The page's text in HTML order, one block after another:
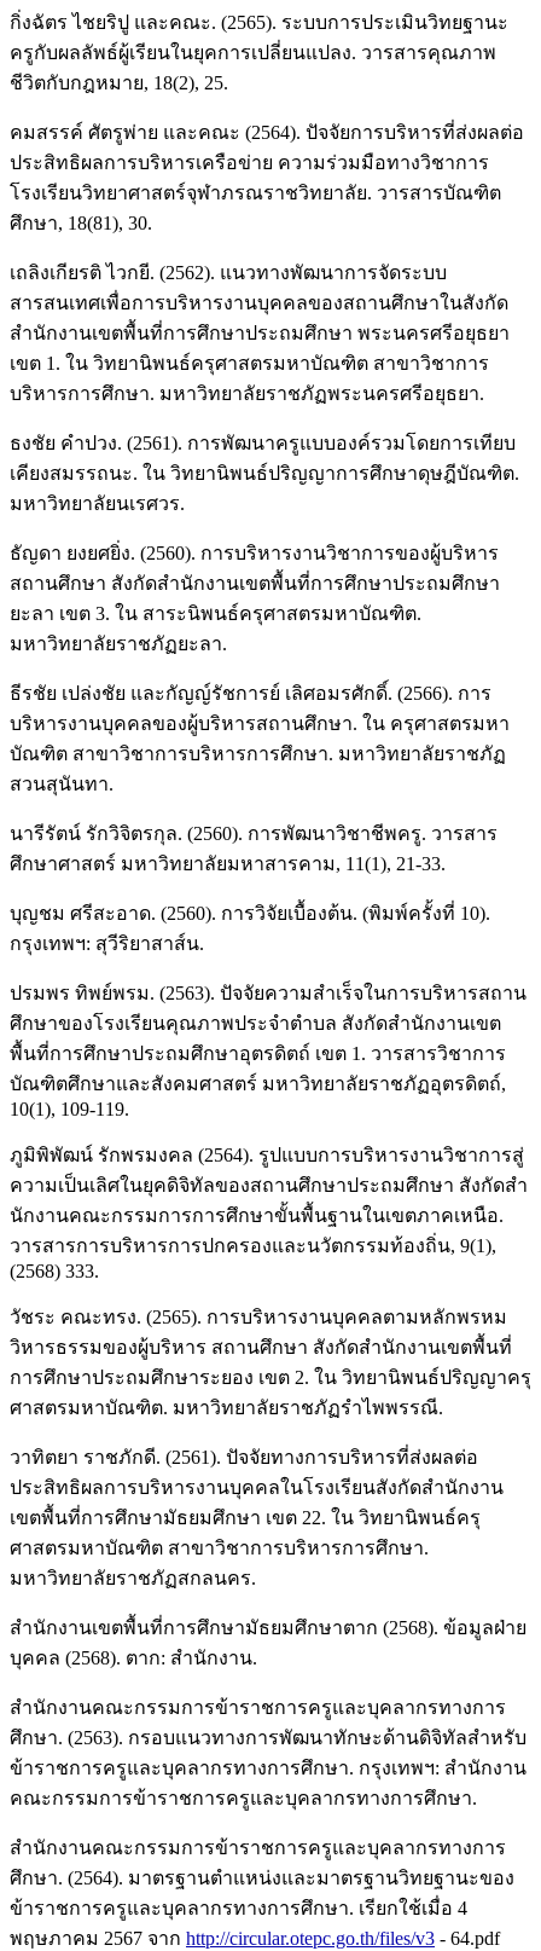
กิ่งฉัตร ไชยริปู และคณะ. (2565). ระบบการประเมินวิทยฐานะ
ครูกับผลลัพธ์ผู้เรียนในยุคการเปลี่ยนแปลง. วารสารคุณภาพ
ชีวิตกับกฎหมาย, 18(2), 25.
คมสรรค์ ศัตรูพ่าย และคณะ (2564). ปัจจัยการบริหารที่ส่งผลต่อ
ประสิทธิผลการบริหารเครือข่าย ความร่วมมือทางวิชาการ
โรงเรียนวิทยาศาสตร์จุฬาภรณราชวิทยาลัย. วารสารบัณฑิต
ศึกษา, 18(81), 30.
เถลิงเกียรติ ไวกยี. (2562). แนวทางพัฒนาการจัดระบบ
สารสนเทศเพื่อการบริหารงานบุคคลของสถานศึกษาในสังกัด
สำนักงานเขตพื้นที่การศึกษาประถมศึกษา พระนครศรีอยุธยา
เขต 1. ใน วิทยานิพนธ์ครุศาสตรมหาบัณฑิต สาขาวิชาการ
บริหารการศึกษา. มหาวิทยาลัยราชภัฏพระนครศรีอยุธยา.
ธงชัย คำปวง. (2561). การพัฒนาครูแบบองค์รวมโดยการเทียบ
เคียงสมรรถนะ. ใน วิทยานิพนธ์ปริญญาการศึกษาดุษฎีบัณฑิต.
มหาวิทยาลัยนเรศวร.
ธัญดา ยงยศยิ่ง. (2560). การบริหารงานวิชาการของผู้บริหาร
สถานศึกษา สังกัดสำนักงานเขตพื้นที่การศึกษาประถมศึกษา
ยะลา เขต 3. ใน สาระนิพนธ์ครุศาสตรมหาบัณฑิต.
มหาวิทยาลัยราชภัฏยะลา.
ธีรชัย เปล่งชัย และกัญญ์รัชการย์ เลิศอมรศักดิ์. (2566). การ
บริหารงานบุคคลของผู้บริหารสถานศึกษา. ใน ครุศาสตรมหา
บัณฑิต สาขาวิชาการบริหารการศึกษา. มหาวิทยาลัยราชภัฏ
สวนสุนันทา.
นารีรัตน์ รักวิจิตรกุล. (2560). การพัฒนาวิชาชีพครู. วารสาร
ศึกษาศาสตร์ มหาวิทยาลัยมหาสารคาม, 11(1), 21-33.
บุญชม ศรีสะอาด. (2560). การวิจัยเบื้องต้น. (พิมพ์ครั้งที่ 10).
กรุงเทพฯ: สุวีริยาสาส์น.
ปรมพร ทิพย์พรม. (2563). ปัจจัยความสำเร็จในการบริหารสถาน
ศึกษาของโรงเรียนคุณภาพประจำตำบล สังกัดสำนักงานเขต
พื้นที่การศึกษาประถมศึกษาอุตรดิตถ์ เขต 1. วารสารวิชาการ
บัณฑิตศึกษาและสังคมศาสตร์ มหาวิทยาลัยราชภัฏอุตรดิตถ์,
10(1), 109-119.
ภูมิพิพัฒน์ รักพรมงคล (2564). รูปแบบการบริหารงานวิชาการสู่
ความเป็นเลิศในยุคดิจิทัลของสถานศึกษาประถมศึกษา สังกัดสํา
นักงานคณะกรรมการการศึกษาขั้นพื้นฐานในเขตภาคเหนือ.
วารสารการบริหารการปกครองและนวัตกรรมท้องถิ่น, 9(1),
(2568) 333.
วัชระ คณะทรง. (2565). การบริหารงานบุคคลตามหลักพรหม
วิหารธรรมของผู้บริหาร สถานศึกษา สังกัดสำนักงานเขตพื้นที่
การศึกษาประถมศึกษาระยอง เขต 2. ใน วิทยานิพนธ์ปริญญาครุ
ศาสตรมหาบัณฑิต. มหาวิทยาลัยราชภัฏรำไพพรรณี.
วาทิตยา ราชภักดี. (2561). ปัจจัยทางการบริหารที่ส่งผลต่อ
ประสิทธิผลการบริหารงานบุคคลในโรงเรียนสังกัดสำนักงาน
เขตพื้นที่การศึกษามัธยมศึกษา เขต 22. ใน วิทยานิพนธ์ครุ
ศาสตรมหาบัณฑิต สาขาวิชาการบริหารการศึกษา.
มหาวิทยาลัยราชภัฏสกลนคร.
สำนักงานเขตพื้นที่การศึกษามัธยมศึกษาตาก (2568). ข้อมูลฝ่าย
บุคคล (2568). ตาก: สำนักงาน.
สำนักงานคณะกรรมการข้าราชการครูและบุคลากรทางการ
ศึกษา. (2563). กรอบแนวทางการพัฒนาทักษะด้านดิจิทัลสำหรับ
ข้าราชการครูและบุคลากรทางการศึกษา. กรุงเทพฯ: สำนักงาน
คณะกรรมการข้าราชการครูและบุคลากรทางการศึกษา.
สำนักงานคณะกรรมการข้าราชการครูและบุคลากรทางการ
ศึกษา. (2564). มาตรฐานตำแหน่งและมาตรฐานวิทยฐานะของ
ข้าราชการครูและบุคลากรทางการศึกษา. เรียกใช้เมื่อ 4
พฤษภาคม 2567 จาก http://circular.otepc.go.th/files/v3 - 64.pdf